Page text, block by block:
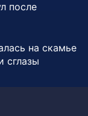
после
на скамье
сглазы